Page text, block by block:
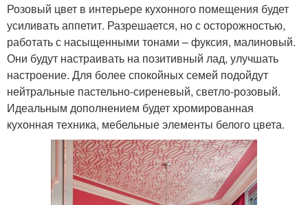
Розовый цвет в интерьере кухонного помещения будет
усиливать аппетит. Разрешается, но с осторожностью,
работать с насыщенными тонами – фуксия, малиновый.
Они будут настраивать на позитивный лад, улучшать
настроение. Для более спокойных семей подойдут
нейтральные пастельно-сиреневый, светло-розовый.
Идеальным дополнением будет хромированная
кухонная техника, мебельные элементы белого цвета.